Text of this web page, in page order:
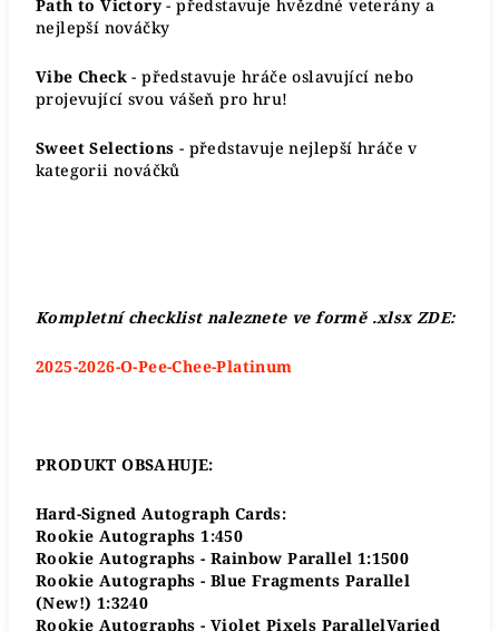
Path to Victory - představuje hvězdné veterány a
nejlepší nováčky
Vibe Check - představuje hráče oslavující nebo
projevující svou vášeň pro hru!
Sweet Selections - představuje nejlepší hráče v
kategorii nováčků
Kompletní checklist naleznete ve formě .xlsx ZDE:
2025-2026-O-Pee-Chee-Platinum
PRODUKT OBSAHUJE:
Hard-Signed Autograph Cards:
Rookie Autographs 1:450
Rookie Autographs - Rainbow Parallel​​​​​​ 1:1500
Rookie Autographs - Blue Fragments Parallel
(New!)​​​​ 1:3240
Rookie Autographs - Violet Pixels Parallel​​​​​Varied